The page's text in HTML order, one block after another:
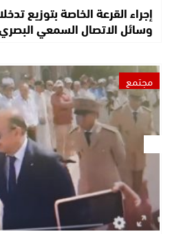
إجراء القرعة الخاصة بتوزيع
وسائل الاتصال السمعي
مجتمع